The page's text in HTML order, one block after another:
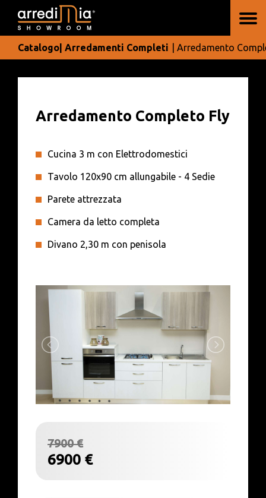
Catalogo | Arredamenti Completi | Arredamento
Arredamento Completo Fly
Cucina 3 m con Elettrodomestici
Tavolo 120x90 cm allungabile - 4 Sedie
Parete attrezzata
Camera da letto completa
Divano 2,30 m con penisola
7900 €
6900 €